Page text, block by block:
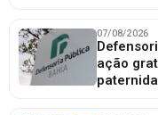
07/08/2026
ação